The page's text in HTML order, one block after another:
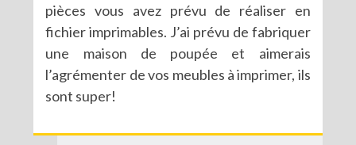
pièces vous avez prévu de réaliser en
fichier imprimables. J’ai prévu de fabriquer
une maison de poupée et aimerais
l’agrémenter de vos meubles à imprimer, ils
sont super!